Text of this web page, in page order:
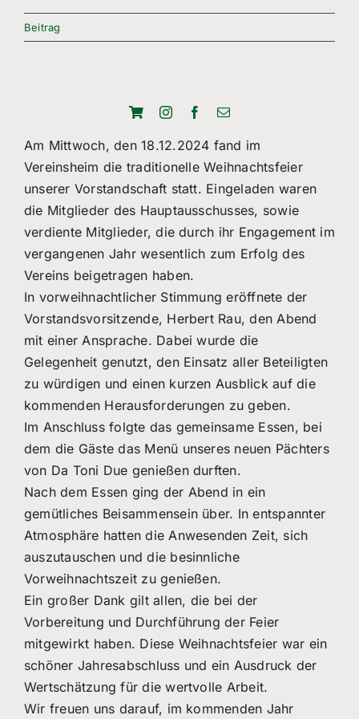
Freizeitsport
Boule
Über Uns
Mitgliedschaft
Beitrag
Am Mittwoch, den 18.12.2024 fand im
Vereinsheim die traditionelle Weihnachtsfeier
unserer Vorstandschaft statt. Eingeladen waren
die Mitglieder des Hauptausschusses, sowie
verdiente Mitglieder, die durch ihr Engagement im
vergangenen Jahr wesentlich zum Erfolg des
Vereins beigetragen haben.
In vorweihnachtlicher Stimmung eröffnete der
Vorstandsvorsitzende, Herbert Rau, den Abend
mit einer Ansprache. Dabei wurde die
Gelegenheit genutzt, den Einsatz aller Beteiligten
zu würdigen und einen kurzen Ausblick auf die
kommenden Herausforderungen zu geben.
Im Anschluss folgte das gemeinsame Essen, bei
dem die Gäste das Menü unseres neuen Pächters
von Da Toni Due genießen durften.
Nach dem Essen ging der Abend in ein
gemütliches Beisammensein über. In entspannter
Atmosphäre hatten die Anwesenden Zeit, sich
auszutauschen und die besinnliche
Vorweihnachtszeit zu genießen.
Ein großer Dank gilt allen, die bei der
Vorbereitung und Durchführung der Feier
mitgewirkt haben. Diese Weihnachtsfeier war ein
schöner Jahresabschluss und ein Ausdruck der
Wertschätzung für die wertvolle Arbeit.
Wir freuen uns darauf, im kommenden Jahr